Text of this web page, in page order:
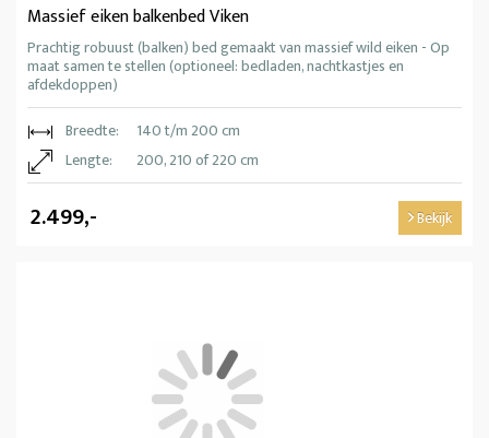
Massief eiken balkenbed Viken
Prachtig robuust (balken) bed gemaakt van massief wild eiken - Op
maat samen te stellen (optioneel: bedladen, nachtkastjes en
afdekdoppen)
Breedte:
140 t/m 200 cm
Lengte:
200, 210 of 220 cm
2.499,- Bekijk